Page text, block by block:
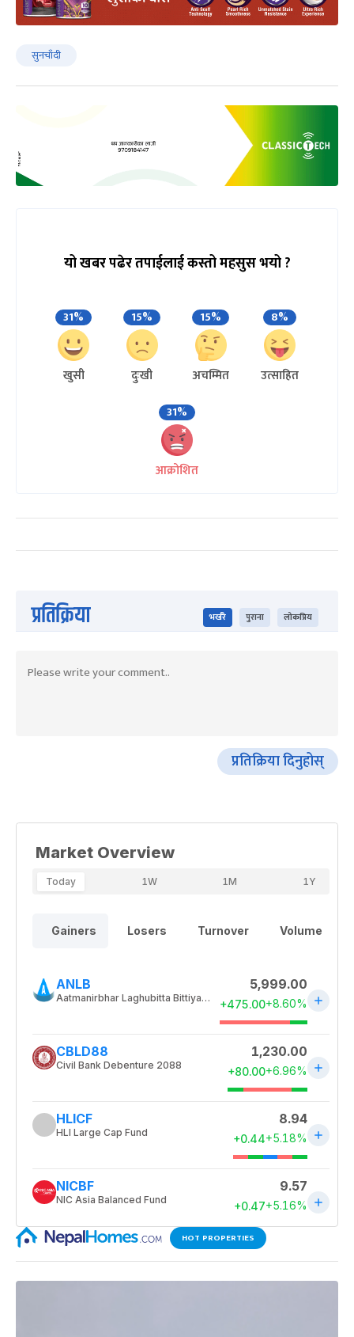
सुनचाँदी
यो खबर पढेर तपाईलाई कस्तो महसुस भयो ?
31%
खुसी
15%
दुःखी
15%
अचम्मित
8%
उत्साहित
31%
आक्रोशित
प्रतिक्रिया भर्खरै पुराना लोकप्रिय
प्रतिक्रिया दिनुहोस्
HOT PROPERTIES